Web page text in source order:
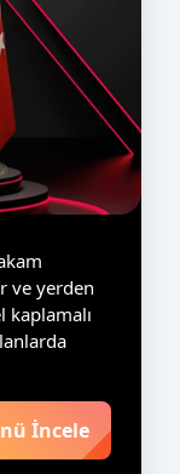
ve yerden
kaplamalı
İncele